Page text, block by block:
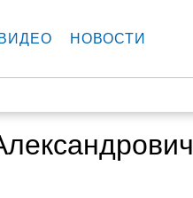
НОВОСТИ